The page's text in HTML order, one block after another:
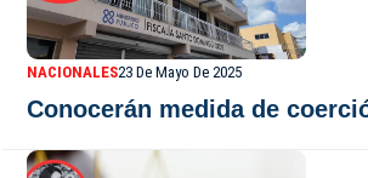
NACIONALES23 De Mayo De 2025
Conocerán medida de